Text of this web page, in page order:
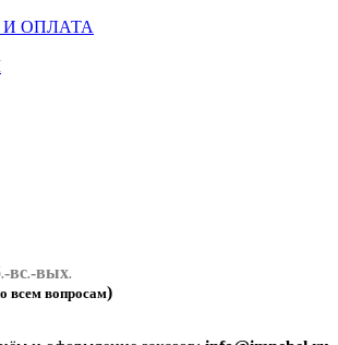
ОПЛАТА
.-вс.-вых.
всем вопросам)